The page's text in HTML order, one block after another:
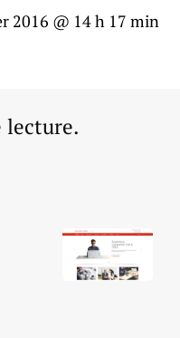
2016 @ 14 h 17 min
lecture.